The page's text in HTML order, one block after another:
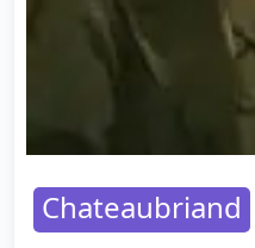
Chateaubriand